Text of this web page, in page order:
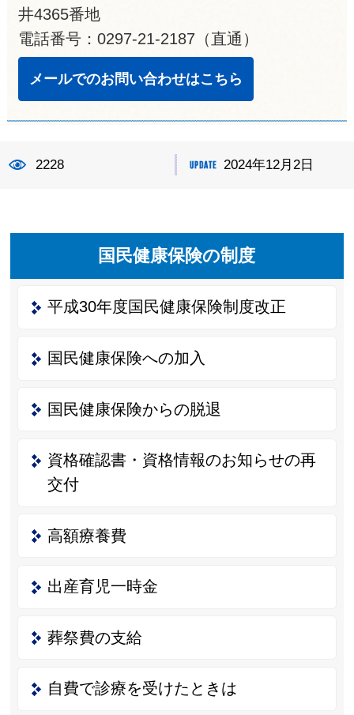
井4365番地
電話番号：0297-21-2187（直通）
メールでのお問い合わせはこちら
2228 2024年12月2日
国民健康保険の制度
平成30年度国民健康保険制度改正
国民健康保険への加入
国民健康保険からの脱退
資格確認書・資格情報のお知らせの再
交付
高額療養費
出産育児一時金
葬祭費の支給
自費で診療を受けたときは